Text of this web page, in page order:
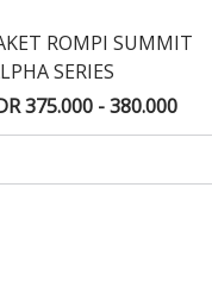
ROMPI SUMMIT
SERIES
375.000 - 380.000